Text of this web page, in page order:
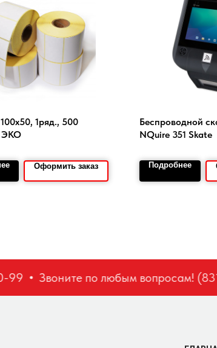
1ряд., 500
ЭКО
Оформить заказ
Беспроводной
NQuire 351 Skate
Подробнее
Звоните по любым вопросам!